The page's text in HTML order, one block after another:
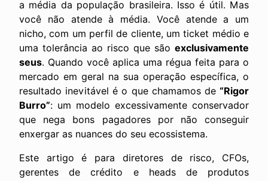
a média da população brasileira. Isso é útil. Mas
você não atende à média. Você atende a um
nicho, com um perfil de cliente, um ticket médio e
uma tolerância ao risco que são exclusivamente
seus. Quando você aplica uma régua feita para o
mercado em geral na sua operação específica, o
resultado inevitável é o que chamamos de “Rigor
Burro”: um modelo excessivamente conservador
que nega bons pagadores por não conseguir
enxergar as nuances do seu ecossistema.
Este artigo é para diretores de risco, CFOs,
gerentes de crédito e heads de produtos